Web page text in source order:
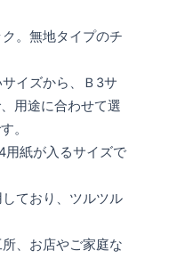
。無地タイプのチ
イズから、Ｂ3サ
用途に合わせて選
。
紙が入るサイズで
ており、ツルツル
、お店やご家庭な